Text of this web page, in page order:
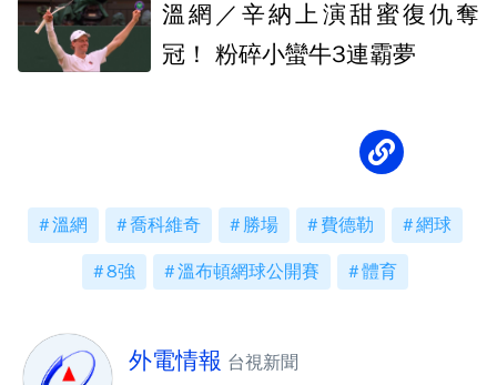
溫網／辛納上演甜蜜復仇奪
冠！ 粉碎小蠻牛3連霸夢
溫網 喬科維奇 勝場 費德勒 網球
8強 溫布頓網球公開賽 體育
外電情報 台視新聞